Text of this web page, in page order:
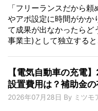
「フリーランスだから
やアポ設定に時間がか
て成果が出なかったら
事業主)として独立する
【電気自動車の充電
設置費用は？補助金
2026年07月28日 By ミツモ